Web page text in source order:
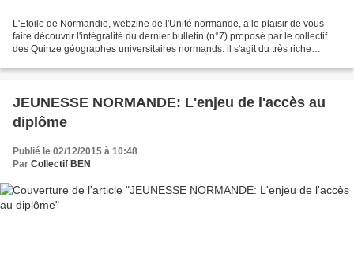
L'Etoile de Normandie, webzine de l'Unité normande, a le plaisir de vous
faire découvrir l'intégralité du dernier bulletin (n°7) proposé par le collectif
des Quinze géographes universitaires normands: il s'agit du très riche
JEUNESSE NORMANDE: L'enjeu de l'accès au
diplôme
Publié le 02/12/2015 à 10:48
Par Collectif BEN